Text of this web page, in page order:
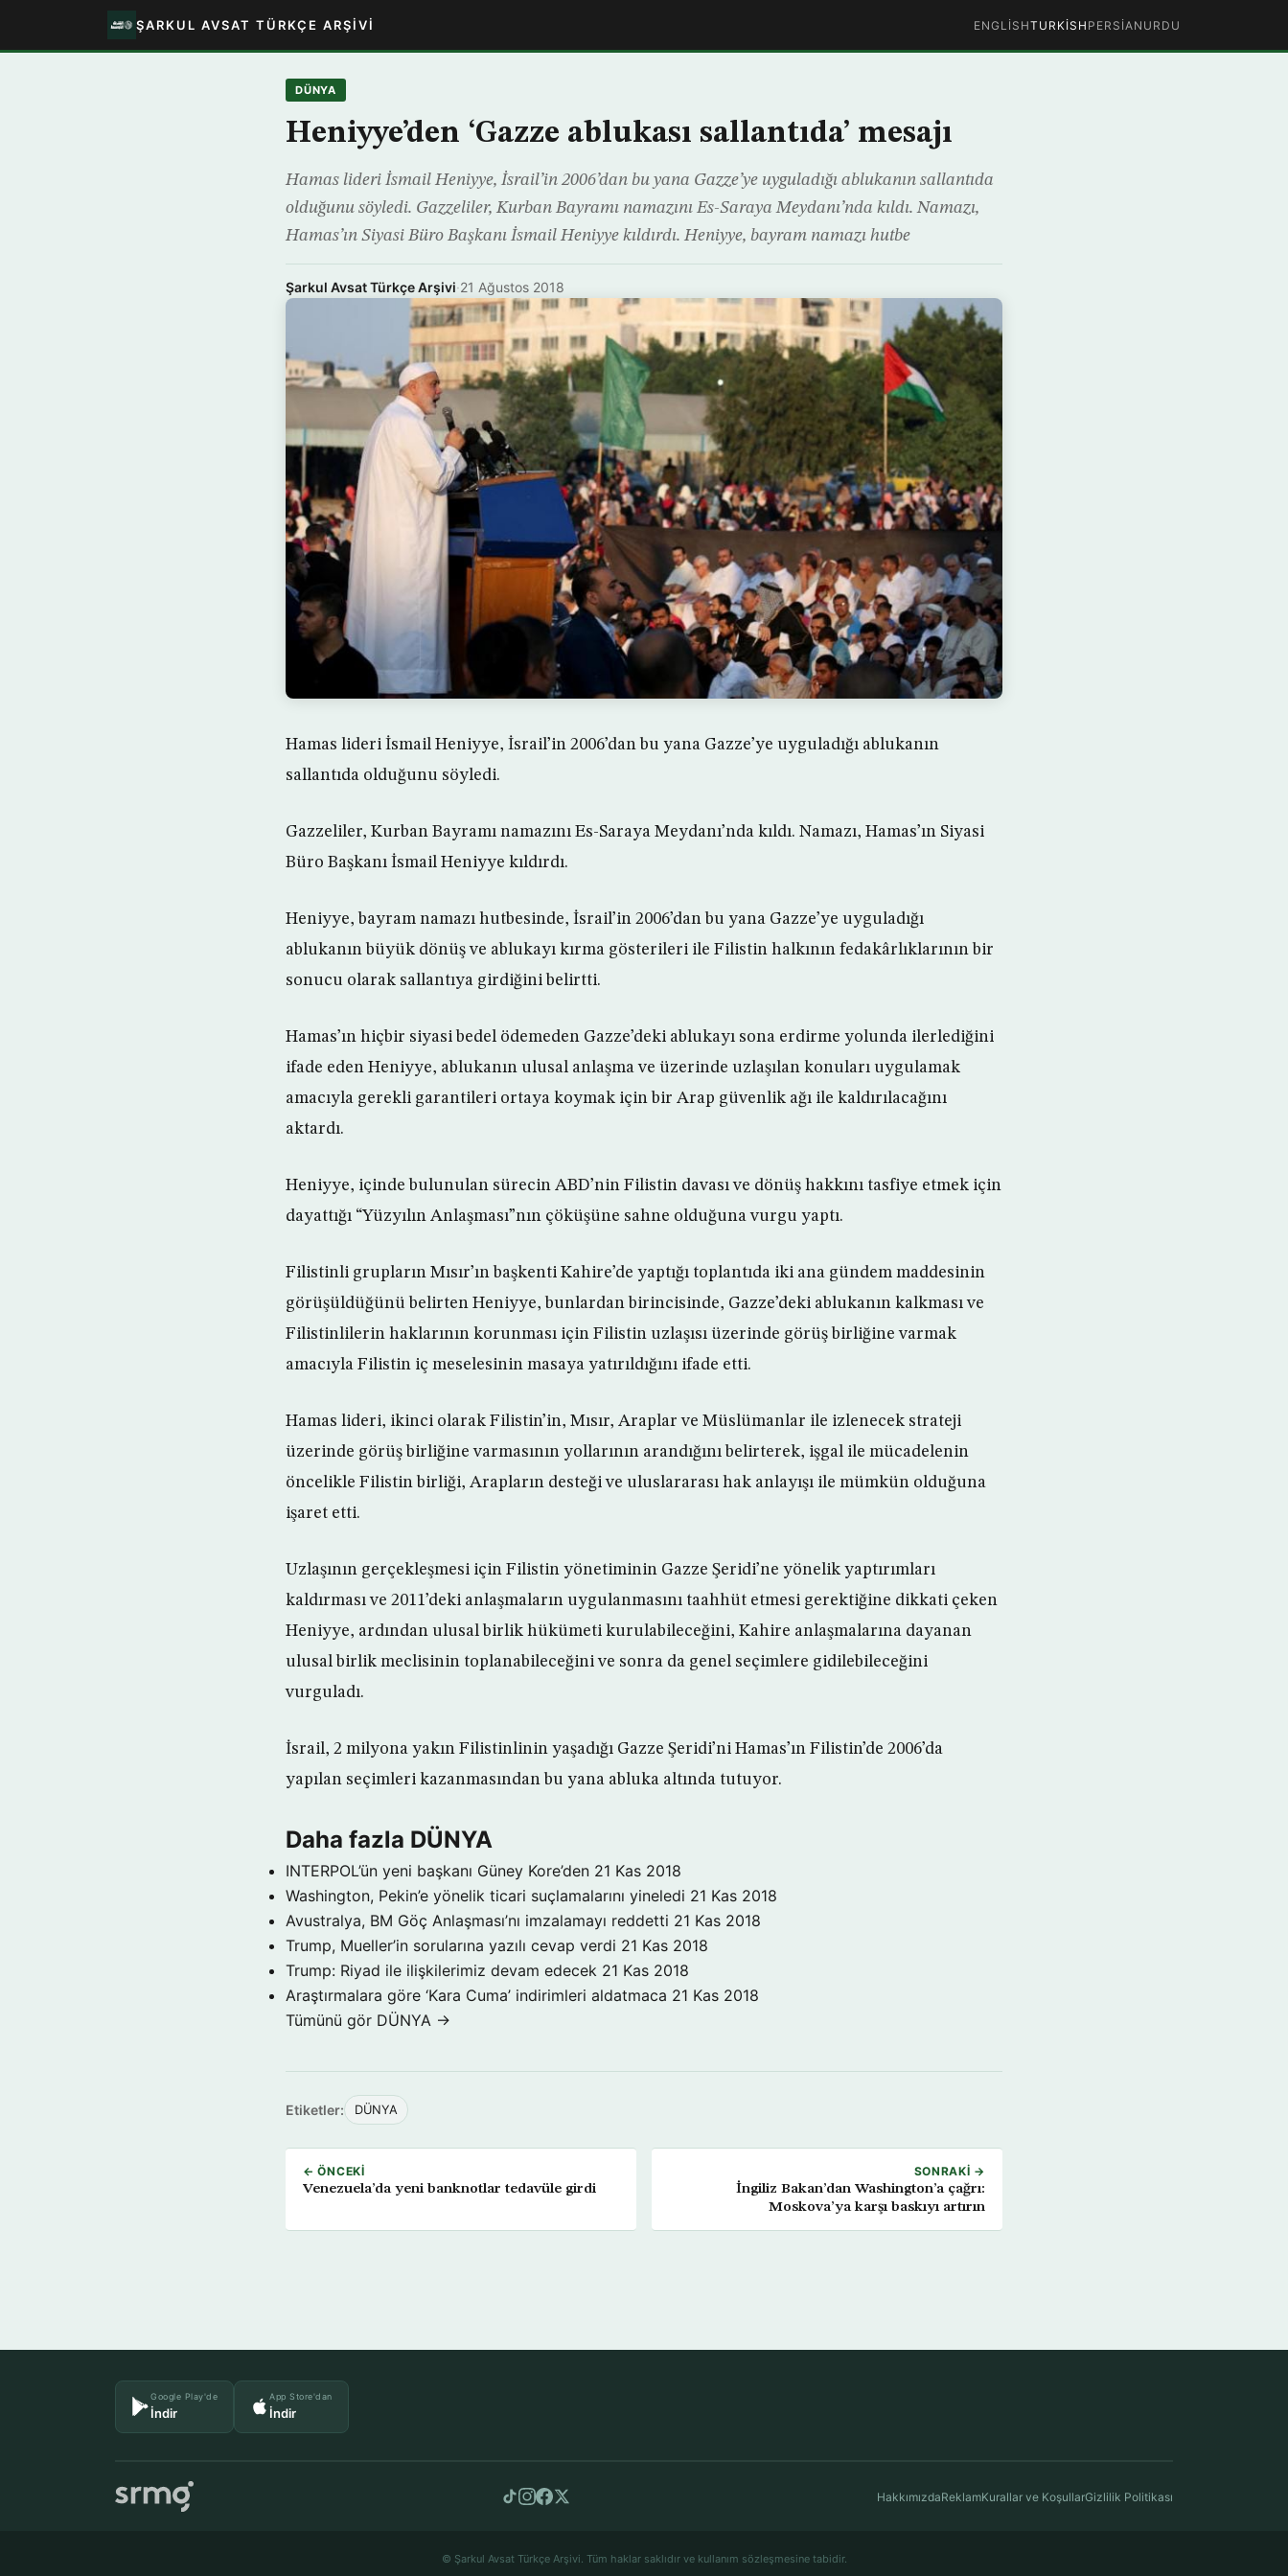
ŞARKUL AVSAT TÜRKÇE ARŞIVI ENGLISHTURKISH PERSIAN URDU
DÜNYA
Heniyye’den ‘Gazze ablukası sallantıda’ mesajı
Hamas lideri İsmail Heniyye, İsrail’in 2006’dan bu yana Gazze’ye uyguladığı ablukanın sallantıda
olduğunu söyledi. Gazzeliler, Kurban Bayramı namazını Es-Saraya Meydanı’nda kıldı. Namazı,
Hamas’ın Siyasi Büro Başkanı İsmail Heniyye kıldırdı. Heniyye, bayram namazı hutbe
Şarkul Avsat Türkçe Arşivi·21 Ağustos 2018
Hamas lideri İsmail Heniyye, İsrail’in 2006’dan bu yana Gazze’ye uyguladığı ablukanın
sallantıda olduğunu söyledi.
Gazzeliler, Kurban Bayramı namazını Es-Saraya Meydanı’nda kıldı. Namazı, Hamas’ın Siyasi
Büro Başkanı İsmail Heniyye kıldırdı.
Heniyye, bayram namazı hutbesinde, İsrail’in 2006’dan bu yana Gazze’ye uyguladığı
ablukanın büyük dönüş ve ablukayı kırma gösterileri ile Filistin halkının fedakârlıklarının bir
sonucu olarak sallantıya girdiğini belirtti.
Hamas’ın hiçbir siyasi bedel ödemeden Gazze’deki ablukayı sona erdirme yolunda ilerlediğini
ifade eden Heniyye, ablukanın ulusal anlaşma ve üzerinde uzlaşılan konuları uygulamak
amacıyla gerekli garantileri ortaya koymak için bir Arap güvenlik ağı ile kaldırılacağını
aktardı.
Heniyye, içinde bulunulan sürecin ABD’nin Filistin davası ve dönüş hakkını tasfiye etmek için
dayattığı “Yüzyılın Anlaşması”nın çöküşüne sahne olduğuna vurgu yaptı.
Filistinli grupların Mısır’ın başkenti Kahire’de yaptığı toplantıda iki ana gündem maddesinin
görüşüldüğünü belirten Heniyye, bunlardan birincisinde, Gazze’deki ablukanın kalkması ve
Filistinlilerin haklarının korunması için Filistin uzlaşısı üzerinde görüş birliğine varmak
amacıyla Filistin iç meselesinin masaya yatırıldığını ifade etti.
Hamas lideri, ikinci olarak Filistin’in, Mısır, Araplar ve Müslümanlar ile izlenecek strateji
üzerinde görüş birliğine varmasının yollarının arandığını belirterek, işgal ile mücadelenin
öncelikle Filistin birliği, Arapların desteği ve uluslararası hak anlayışı ile mümkün olduğuna
işaret etti.
Uzlaşının gerçekleşmesi için Filistin yönetiminin Gazze Şeridi’ne yönelik yaptırımları
kaldırması ve 2011’deki anlaşmaların uygulanmasını taahhüt etmesi gerektiğine dikkati çeken
Heniyye, ardından ulusal birlik hükümeti kurulabileceğini, Kahire anlaşmalarına dayanan
ulusal birlik meclisinin toplanabileceğini ve sonra da genel seçimlere gidilebileceğini
vurguladı.
İsrail, 2 milyona yakın Filistinlinin yaşadığı Gazze Şeridi’ni Hamas’ın Filistin’de 2006’da
yapılan seçimleri kazanmasından bu yana abluka altında tutuyor.
Daha fazla DÜNYA
INTERPOL’ün yeni başkanı Güney Kore’den 21 Kas 2018
Washington, Pekin’e yönelik ticari suçlamalarını yineledi 21 Kas 2018
Avustralya, BM Göç Anlaşması’nı imzalamayı reddetti 21 Kas 2018
Trump, Mueller’in sorularına yazılı cevap verdi 21 Kas 2018
Trump: Riyad ile ilişkilerimiz devam edecek 21 Kas 2018
Araştırmalara göre ‘Kara Cuma’ indirimleri aldatmaca 21 Kas 2018
Tümünü gör DÜNYA →
Etiketler: DÜNYA
← ÖNCEKI
Venezuela’da yeni banknotlar tedavüle girdi
SONRAKI →
İngiliz Bakan’dan Washington’a çağrı:
Moskova’ya karşı baskıyı artırın
Google Play'de
İndir
App Store'dan
İndir
HakkımızdaReklamKurallar ve KoşullarGizlilik Politikası
© Şarkul Avsat Türkçe Arşivi. Tüm haklar saklıdır ve kullanım sözleşmesine tabidir.